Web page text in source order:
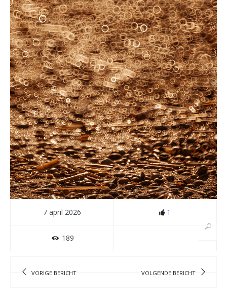
7 april 2026 1
189
VORIGE BERICHT VOLGENDE BERICHT